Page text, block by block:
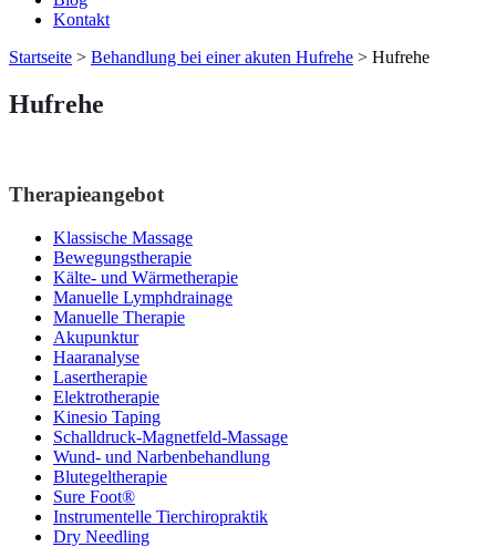
Kontakt
Startseite > Behandlung bei einer akuten Hufrehe > Hufrehe
Hufrehe
Therapieangebot
Klassische Massage
Bewegungstherapie
Kälte- und Wärmetherapie
Manuelle Lymphdrainage
Manuelle Therapie
Akupunktur
Haaranalyse
Lasertherapie
Elektrotherapie
Kinesio Taping
Schalldruck-Magnetfeld-Massage
Wund- und Narbenbehandlung
Blutegeltherapie
Sure Foot®
Instrumentelle Tierchiropraktik
Dry Needling